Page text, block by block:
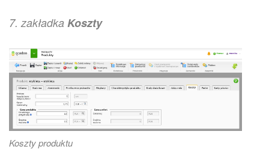
7. zakładka Koszty
Koszty produktu